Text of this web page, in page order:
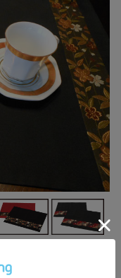
枚組★日本土産